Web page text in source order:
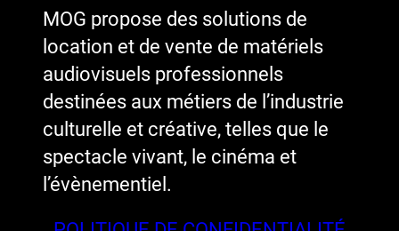
MOG propose des solutions de
location et de vente de matériels
audiovisuels professionnels
destinées aux métiers de l’industrie
culturelle et créative, telles que le
spectacle vivant, le cinéma et
l’évènementiel.